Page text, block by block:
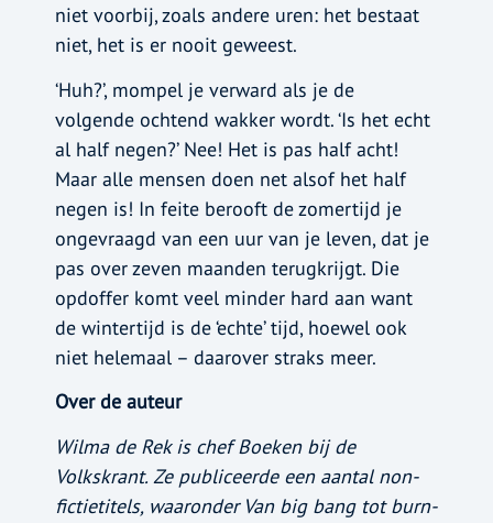
niet voorbij, zoals andere uren: het bestaat
niet, het is er nooit geweest.
‘Huh?’, mompel je verward als je de
volgende ochtend wakker wordt. ‘Is het echt
al half negen?’ Nee! Het is pas half acht!
Maar alle mensen doen net alsof het half
negen is! In feite berooft de zomertijd je
ongevraagd van een uur van je leven, dat je
pas over zeven maanden terugkrijgt. Die
opdoffer komt veel minder hard aan want
de wintertijd is de ‘echte’ tijd, hoewel ook
niet helemaal – daarover straks meer.
Over de auteur
Wilma de Rek is chef Boeken bij de
Volkskrant. Ze publiceerde een aantal non-
fictietitels, waaronder Van big bang tot burn-